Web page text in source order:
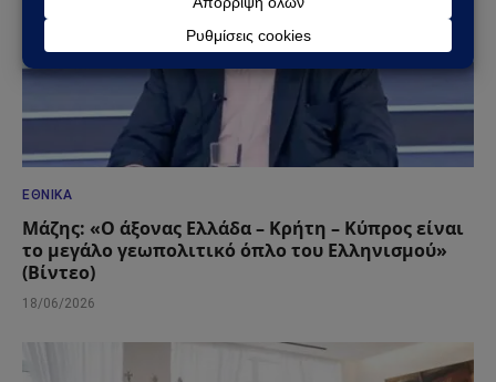
ΕΘΝΙΚΆ
Μάζης: «Ο άξονας Ελλάδα – Κρήτη – Κύπρος είναι
το μεγάλο γεωπολιτικό όπλο του Ελληνισμού»
(Βίντεο)
18/06/2026